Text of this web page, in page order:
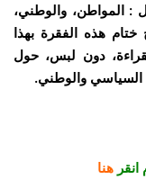
: المواطن، والوطني،
هذه الفقرة بهذا
دون لبس، حول
السياسي والوطني.
هنا